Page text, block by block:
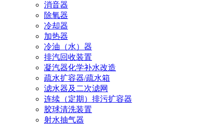
消音器
除氧器
冷却器
加热器
冷油（水）器
排汽回收装置
凝汽器化学补水改造
疏水扩容器/疏水箱
滤水器及二次滤网
连续（定期）排污扩容器
胶球清洗装置
射水抽气器